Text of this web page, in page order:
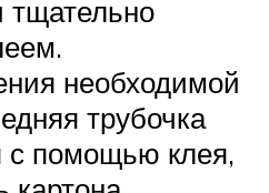
тщательно
необходимой
трубочка
с помощью клея,